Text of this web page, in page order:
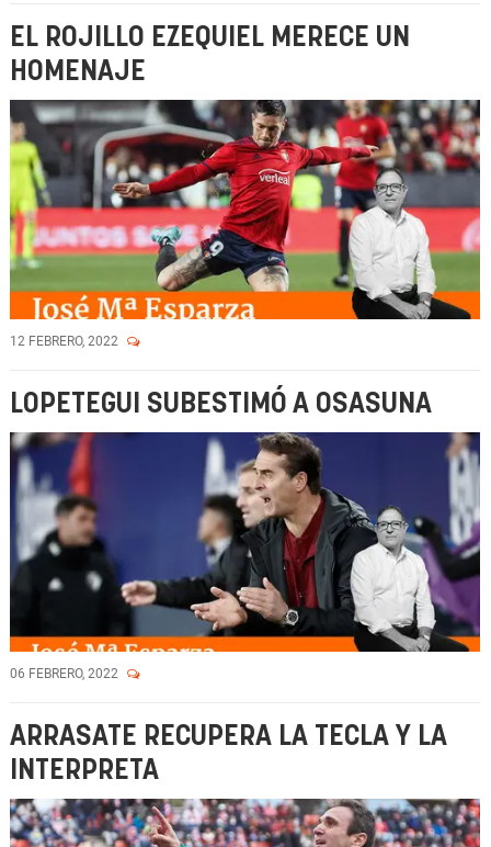
EL ROJILLO EZEQUIEL MERECE UN
HOMENAJE
12 FEBRERO, 2022
LOPETEGUI SUBESTIMÓ A OSASUNA
06 FEBRERO, 2022
ARRASATE RECUPERA LA TECLA Y LA
INTERPRETA